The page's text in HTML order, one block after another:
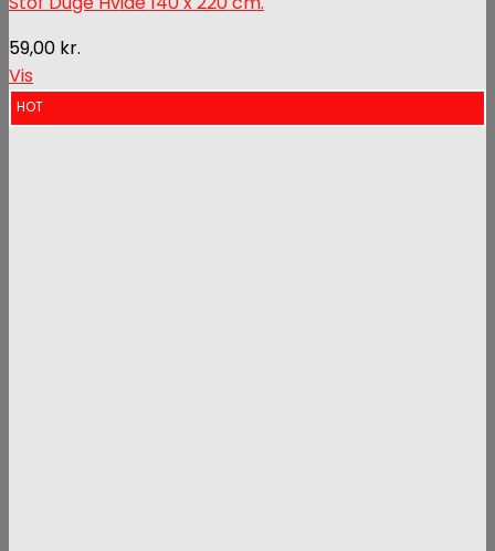
59,00 kr.
Vis
HOT